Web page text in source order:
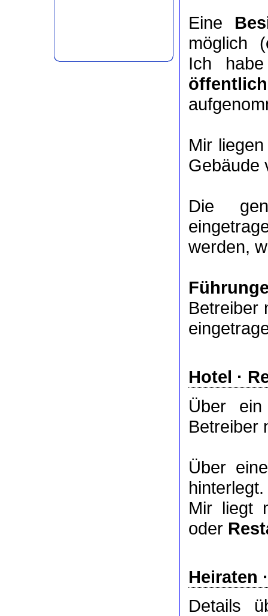
Eine
möglich
Ich
Mir
Gebäude
Die
werden,
Betreiber
Hotel ·
Über
Betreiber
Über
hinterlegt.
Mir liegt
oder
Heiraten
Details